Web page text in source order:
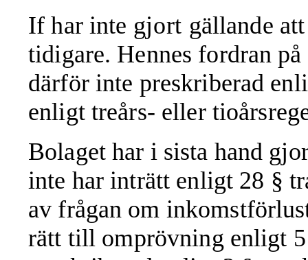
If har inte gjort gällande
tidigare. Hennes fordran
därför inte preskriberad
enligt treårs- eller
Bolaget har i sista hand
inte har inträtt enligt 28 §
av frågan om
rätt till omprövning enligt 5